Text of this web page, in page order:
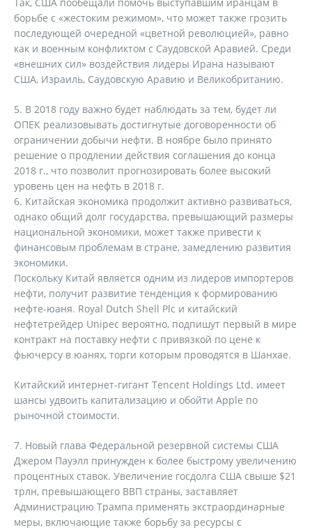
борьбе с «жестоким режимом», что может также грозить
последующей очередной «цветной революцией», равно
как и военным конфликтом с Саудовской Аравией. Среди
«внешних сил» воздействия лидеры Ирана называют
США, Израиль, Саудовскую Аравию и Великобританию.
В 2018 году важно будет наблюдать за тем, будет ли
ОПЕК реализовывать достигнутые договоренности об
ограничении добычи нефти. В ноябре было принято
решение о продлении действия соглашения до конца
2018 г., что позволит прогнозировать более высокий
уровень цен на нефть в 2018 г.
Китайская экономика продолжит активно развиваться,
однако общий долг государства, превышающий размеры
национальной экономики, может также привести к
финансовым проблемам в стране, замедлению развития
экономики.
Поскольку Китай является одним из лидеров импортеров
нефти, получит развитие тенденция к формированию
нефте-юаня. Royal Dutch Shell Plc и китайский
нефтетрейдер Unipec вероятно, подпишут первый в мире
контракт на поставку нефти с привязкой по цене к
фьючерсу в юанях, торги которым проводятся в Шанхае.
Китайский интернет-гигант Tencent Holdings Ltd. имеет
шансы удвоить капитализацию и обойти Apple по
рыночной стоимости.
Новый глава Федеральной резервной системы США
Джером Пауэлл принужден к более быстрому увеличению
процентных ставок. Увеличение госдолга США свыше $21
трлн, превышающего ВВП страны, заставляет
Администрацию Трампа применять экстраординарные
меры, включающие также борьбу за ресурсы с